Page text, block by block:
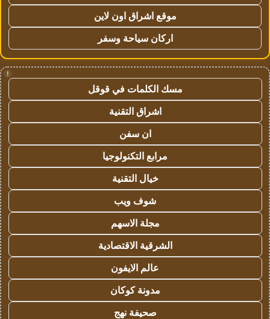
موقع اشراق اون لاين
اركان سياحة وسفر
!
مسك الكلمات في قوقل
اشراق التقنية
ان سفن
مرابع التكنولوجيا
خيال التقنية
شوف ويب
مجلة الاسهم
الشرقية الاقتصادية
عالم الايفون
مدونة كوكان
صحيفة نهج